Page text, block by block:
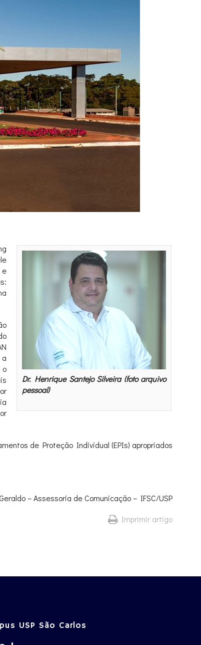
Dr. Henrique Santejo Silveira (foto arquivo
pessoal)
e
o
de Proteção Individual (EPIs) apropriados
– Assessoria de Comunicação – IFSC/USP
Imprimir artigo
USP São Carlos